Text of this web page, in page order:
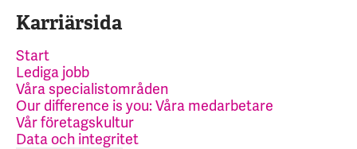
Karriärsida
Start
Lediga jobb
Våra specialistområden
Our difference is you: Våra medarbetare
Vår företagskultur
Data och integritet